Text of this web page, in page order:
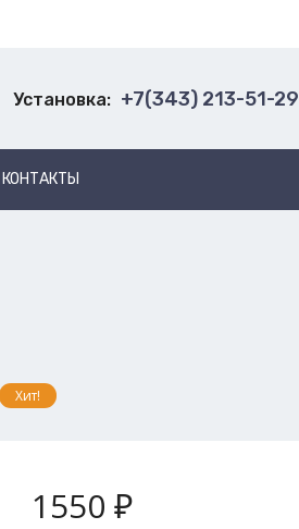
Установка: +7(343) 213-51-29
КОНТАКТЫ
Хит!
1550 ₽